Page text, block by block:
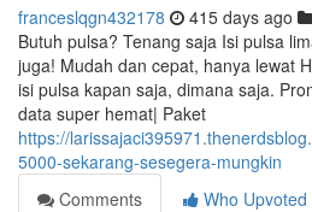
franceslqgn432178 415 days ago
Butuh pulsa? Tenang saja Isi pulsa
juga! Mudah dan cepat, hanya lewat
isi pulsa kapan saja, dimana saja.
data super hemat| Paket
https://
5000-sekarang-sesegera-mungkin
Comments
Who Upvoted